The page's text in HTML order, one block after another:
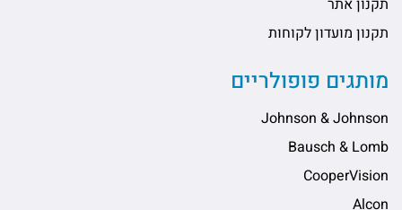
תקנון אתר
תקנון מועדון לקוחות
מותגים פופולריים
Johnson & Johnson
Bausch & Lomb
CooperVision
Alcon